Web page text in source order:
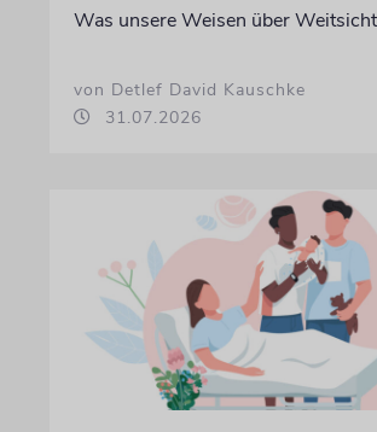
Was unsere Weisen über
von Detlef David Kauschke
31.07.2026